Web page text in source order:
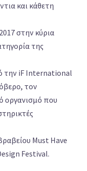
και κάθετη
στην κύρια
της
την iF International
τον
οργανισμό που
Must Have
Festival.